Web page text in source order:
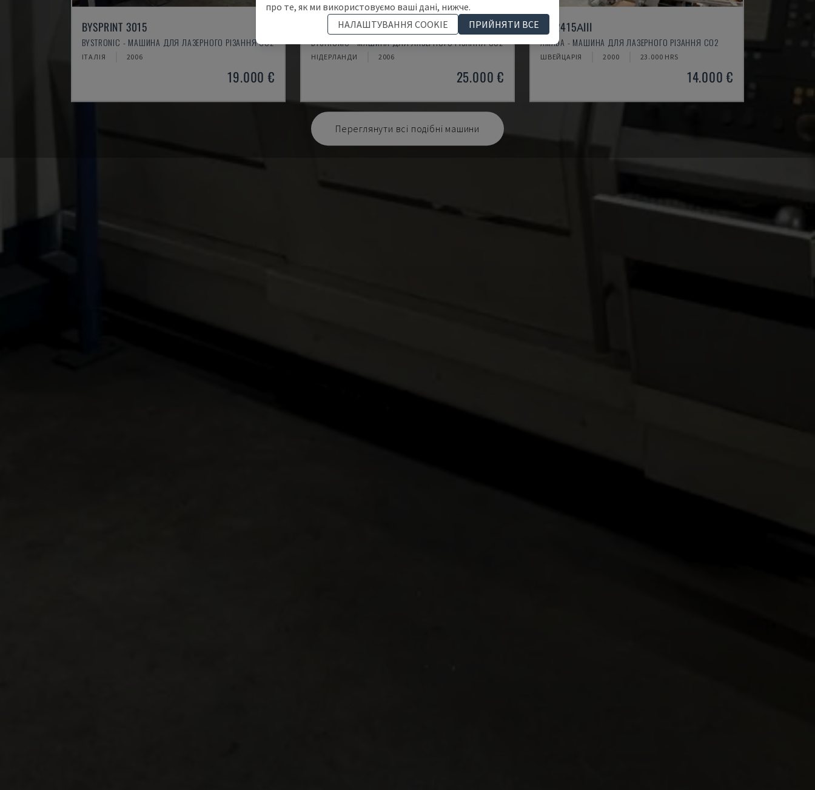
BYSPRINT 3015
BYSTRONIC - МАШИНА ДЛЯ ЛАЗЕРНОГО РІЗАННЯ CO2
ІТАЛІЯ 2006
19.000 €
BYSPEED 3015
BYSTRONIC - МАШИНА ДЛЯ ЛАЗЕРНОГО РІЗАННЯ CO2
НІДЕРЛАНДИ 2006
25.000 €
LC-2415ΑIII
AMADA - МАШИНА ДЛЯ ЛАЗЕРНОГО РІЗАННЯ CO2
ШВЕЙЦАРІЯ 2000 23.000 HRS
14.000 €
Переглянути всі подібні машини
про те, як ми використовуємо ваші дані, нижче.
НАЛАШТУВАННЯ COOKIE
ПРИЙНЯТИ ВСЕ